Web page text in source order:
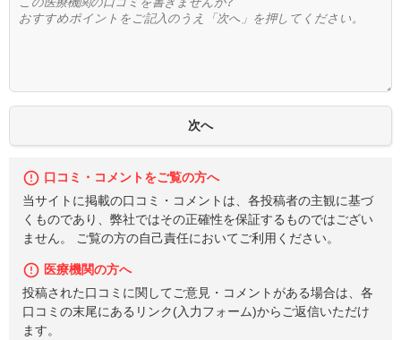
口コミ・コメントをご覧の方へ
当サイトに掲載の口コミ・コメントは、各投稿者の主観に基づ
くものであり、弊社ではその正確性を保証するものではござい
ません。 ご覧の方の自己責任においてご利用ください。
医療機関の方へ
投稿された口コミに関してご意見・コメントがある場合は、各
口コミの末尾にあるリンク(入力フォーム)からご返信いただけ
ます。